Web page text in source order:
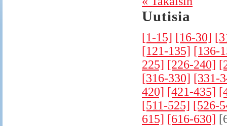
Uutisia
[1-15] [16-30]
[121-135] [136-
225] [226-240]
[316-330] [331-
420] [421-435]
[511-525] [526-
615] [616-630]